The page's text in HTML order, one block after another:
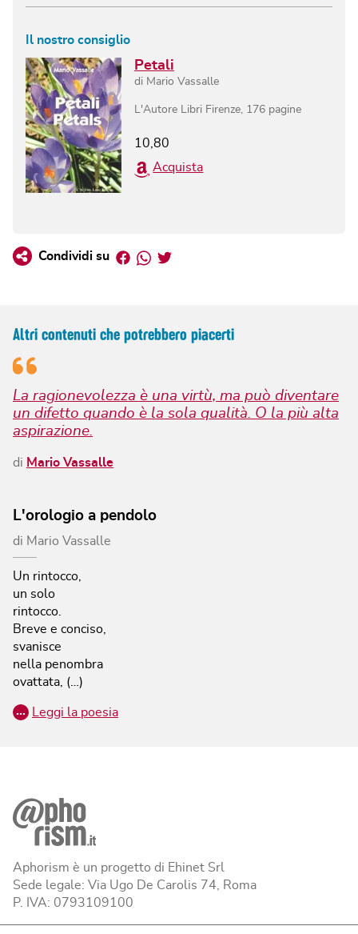
Il nostro consiglio
Petali
di Mario Vassalle
L'Autore Libri Firenze 176 pagine
10,80
Acquista
Condividi su Facebook
Whatsapp
Twitter
Altri contenuti che potrebbero piacerti
La ragionevolezza è una virtù, ma può diventare
un difetto quando è la sola qualità. O la più alta
aspirazione.
di Mario Vassalle
L'orologio a pendolo
di Mario Vassalle
Un rintocco,
un solo
rintocco.
Breve e conciso,
svanisce
nella penombra
ovattata, (…)
… Leggi la poesia
Aphorism è un progetto di Ehinet Srl
Sede legale: Via Ugo De Carolis 74, Roma
P. IVA: 0793109100